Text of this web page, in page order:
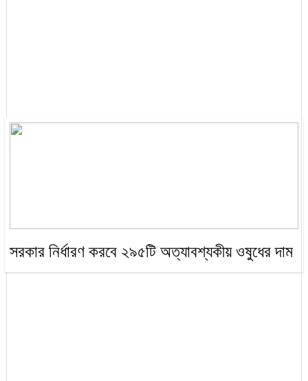
সরকার নির্ধারণ করবে ২৯৫টি অত্যাবশ্যকীয় ওষুধের দাম